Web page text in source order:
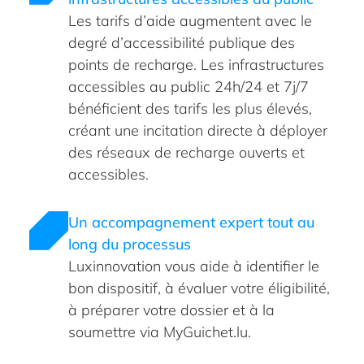
Les tarifs d’aide augmentent avec le
degré d’accessibilité publique des
points de recharge. Les infrastructures
accessibles au public 24h/24 et 7j/7
bénéficient des tarifs les plus élevés,
créant une incitation directe à déployer
des réseaux de recharge ouverts et
accessibles.
Un accompagnement expert tout au
long du processus
Luxinnovation vous aide à identifier le
bon dispositif, à évaluer votre éligibilité,
à préparer votre dossier et à la
soumettre via MyGuichet.lu.